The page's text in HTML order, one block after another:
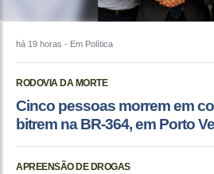
há 19 horas - Em Política
RODOVIA DA MORTE
Cinco pessoas morrem em
bitrem na BR-364, em Porto
APREENSÃO DE DROGAS